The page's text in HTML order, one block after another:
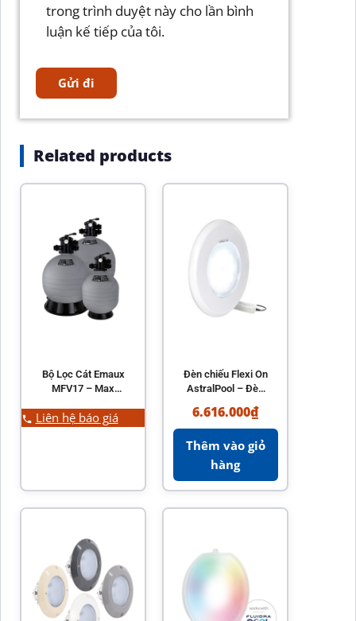
trong trình duyệt này cho lần bình
luận kế tiếp của tôi.
Related products
Bộ Lọc Cát Emaux
MFV17 – Max
Mount Sand Filter
Liên hệ báo giá
Đèn chiếu Flexi On
AstralPool – Đèn
chính hãng
6.616.000₫
Thêm vào giỏ
hàng